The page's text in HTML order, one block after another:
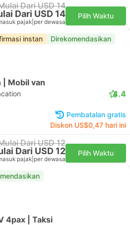
Dari USD 14
Dari USD 14
pajak per dewasa
Pilih Waktu
instan Direkomendasikan
| Mobil van
4.4
Pembatalan gratis
Diskon US$0,47 hari ini
Dari USD 12
Dari USD 12
pajak per dewasa
Pilih Waktu
4pax | Taksi